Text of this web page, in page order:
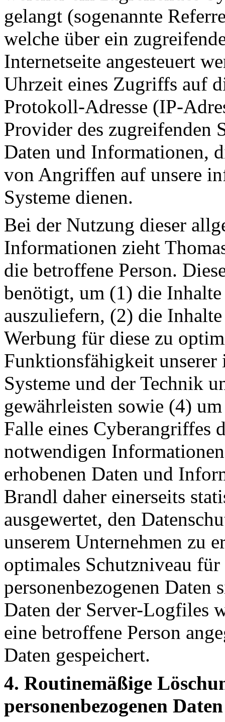
gelangt (sogenannte
welche über ein
Internetseite angesteuert
Uhrzeit eines Zugriffs auf
Protokoll-Adresse (IP-
Provider des zugreifenden
Daten und Informationen,
von Angriffen auf unsere
Systeme dienen.
Bei der Nutzung dieser
Informationen zieht
die betroffene Person.
benötigt, um (1) die
auszuliefern, (2) die
Werbung für diese zu
Funktionsfähigkeit
Systeme und der Technik
gewährleisten sowie (4)
Falle eines Cyberangriffes
notwendigen
erhobenen Daten und
Brandl daher einerseits
ausgewertet, den
unserem Unternehmen zu
optimales Schutzniveau
personenbezogenen Daten
Daten der Server-Logfiles
eine betroffene Person
Daten gespeichert.
4. Routinemäßige
personenbezogenen Daten